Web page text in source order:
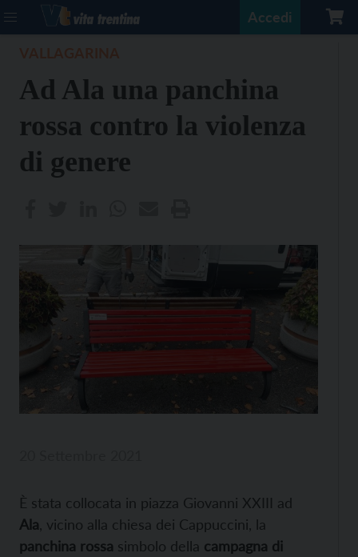
Accedi
Ad Ala una panchina
rossa contro la violenza
di genere
È stata collocata in piazza Giovanni XXIII ad
Ala , vicino alla chiesa dei Cappuccini, la
panchina rossa simbolo della campagna di